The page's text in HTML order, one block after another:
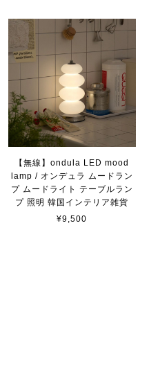
【無線】ondula LED mood
lamp / オンデュラ ムードラン
プ ムードライト テーブルラン
プ 照明 韓国インテリア雑貨
¥9,500